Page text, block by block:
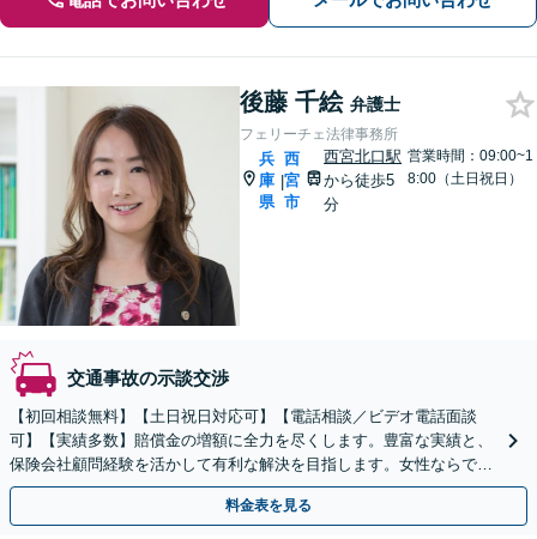
後藤 千絵 弁護士
フェリーチェ法律事務所
兵
庫
県
|
西
宮
市
西宮北口駅
から徒歩5
分
営業時間：09:00~1
8:00（土日祝日）
交通事故の示談交渉
【初回相談無料】【土日祝日対応可】【電話相談／ビデオ電話面談
可】【実績多数】賠償金の増額に全力を尽くします。豊富な実績と、
保険会社顧問経験を活かして有利な解決を目指します。女性ならでは
の心配りであなたに寄り添います。
料金表を見る